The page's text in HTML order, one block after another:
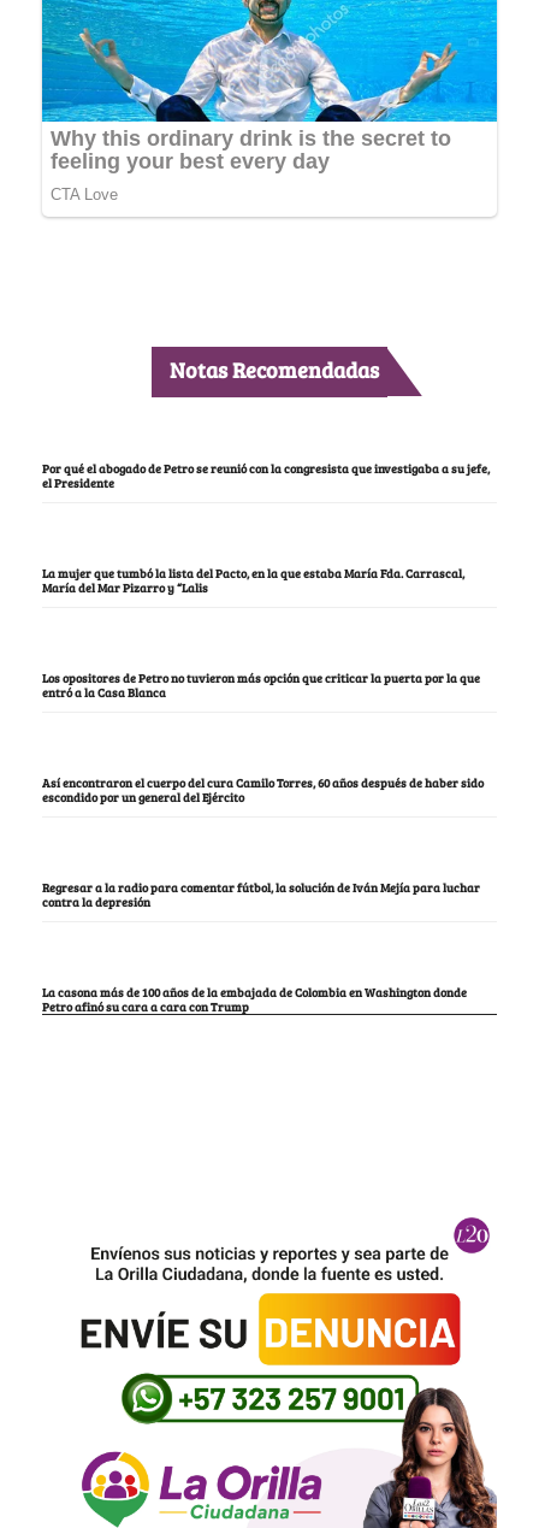
Notas Recomendadas
Por qué el abogado de Petro se reunió con la congresista que investigaba a su jefe,
el Presidente
La mujer que tumbó la lista del Pacto, en la que estaba María Fda. Carrascal,
María del Mar Pizarro y “Lalis
Los opositores de Petro no tuvieron más opción que criticar la puerta por la que
entró a la Casa Blanca
Así encontraron el cuerpo del cura Camilo Torres, 60 años después de haber sido
escondido por un general del Ejército
Regresar a la radio para comentar fútbol, la solución de Iván Mejía para luchar
contra la depresión
La casona más de 100 años de la embajada de Colombia en Washington donde
Petro afinó su cara a cara con Trump